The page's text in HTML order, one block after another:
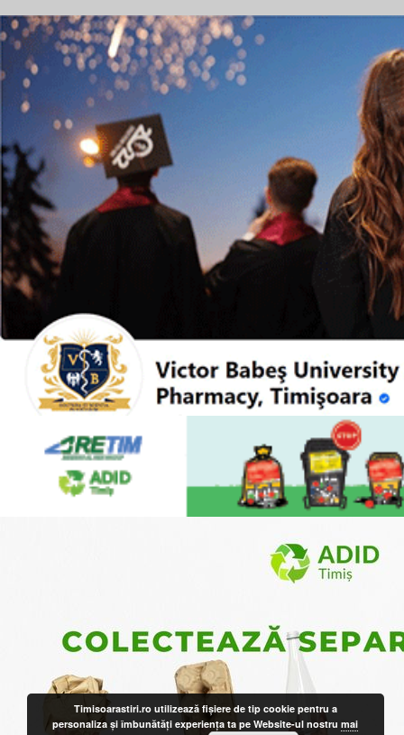
Timisoarastiri.ro utilizează fişiere de tip cookie pentru a
personaliza și îmbunătăți experiența ta pe Website-ul nostrumai